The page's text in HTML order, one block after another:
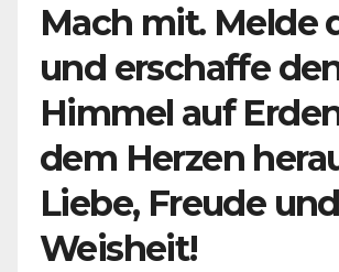
Mach mit. Melde
und erschaffe
Himmel auf
dem Herzen
Liebe, Freude und
Weisheit!